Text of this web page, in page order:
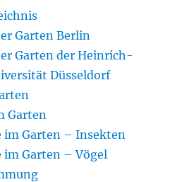
Garten Berlin
Garten der Heinrich-
Düsseldorf
Garten
im Garten – Insekten
im Garten – Vögel